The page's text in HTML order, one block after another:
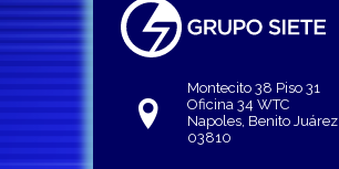
Montecito 38 Piso 31
Oficina 34 WTC
Napoles, Benito Juárez
03810